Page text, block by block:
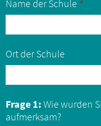
Name der Schule
Ort der Schule
Frage 1:Wie wurden
aufmerksam?